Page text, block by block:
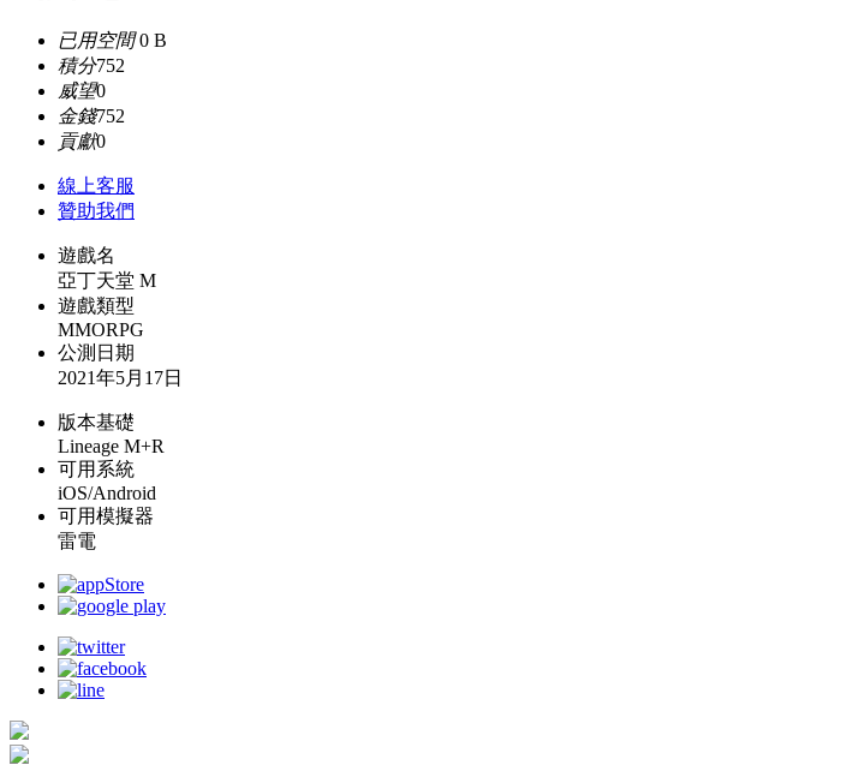
已用空間0 B
積分752
威望0
金錢752
貢獻0
線上客服
贊助我們
遊戲名
亞丁天堂 M
遊戲類型
MMORPG
公測日期
2021年5月17日
版本基礎
Lineage M+R
可用系統
iOS/Android
可用模擬器
雷電